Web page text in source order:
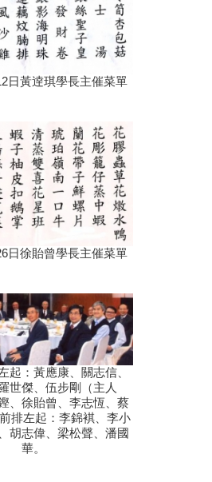
日黃逹琪學長主催菜單
日徐貽曾學長主催菜單
起：黃應康、關志信、
世傑、伍步剛（主人
、徐貽曾、李志恆、蔡
排左起：李錦褀、李小
胡志偉、梁松聲、潘國
華。